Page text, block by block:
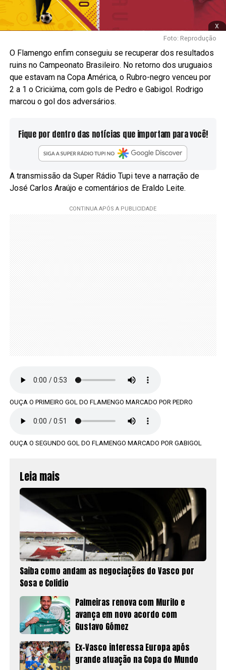
x
Foto: Reprodução
O Flamengo enfim conseguiu se recuperar dos resultados
ruins no Campeonato Brasileiro. No retorno dos uruguaios
que estavam na Copa América, o Rubro-negro venceu por
2 a 1 o Criciúma, com gols de Pedro e Gabigol. Rodrigo
marcou o gol dos adversários.
Fique por dentro das notícias que importam para você!
A transmissão da Super Rádio Tupi teve a narração de
José Carlos Araújo e comentários de Eraldo Leite.
OUÇA O PRIMEIRO GOL DO FLAMENGO MARCADO POR PEDRO
OUÇA O SEGUNDO GOL DO FLAMENGO MARCADO POR GABIGOL
Leia mais
Saiba como andam as negociações do Vasco por
Sosa e Colidio
Palmeiras renova com Murilo e
avança em novo acordo com
Gustavo Gómez
Ex-Vasco interessa Europa após
grande atuação na Copa do Mundo